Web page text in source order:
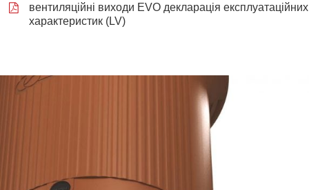
вентиляційні виходи EVO декларація експлуатаційних
характеристик (LV)